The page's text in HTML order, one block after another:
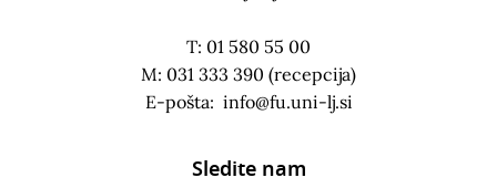
T: 01 580 55 00
M: 031 333 390 (recepcija)
E-pošta: info@fu.uni-lj.si
Sledite nam